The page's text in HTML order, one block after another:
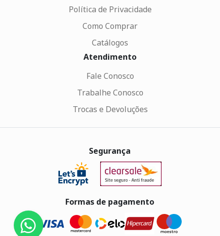
Política de Privacidade
Como Comprar
Catálogos
Atendimento
Fale Conosco
Trabalhe Conosco
Trocas e Devoluções
Segurança
Formas de pagamento